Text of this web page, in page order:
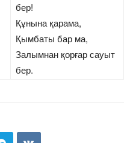
бер!
Құнына қарама,
Қымбаты бар ма,
Залымнан қорғар сауыт
бер.